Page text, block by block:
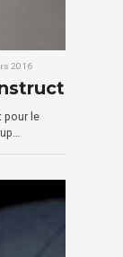
2016
pour le